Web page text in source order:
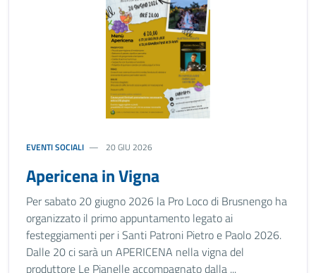
EVENTI SOCIALI 20 GIU 2026
Apericena in Vigna
Per sabato 20 giugno 2026 la Pro Loco di Brusnengo ha
organizzato il primo appuntamento legato ai
festeggiamenti per i Santi Patroni Pietro e Paolo 2026.
Dalle 20 ci sarà un APERICENA nella vigna del
produttore Le Pianelle accompagnato dalla ...